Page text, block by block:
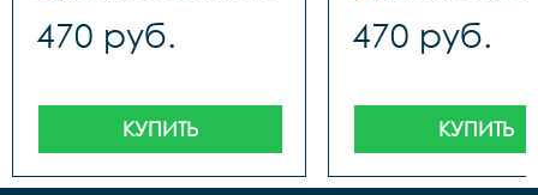
470 руб.
КУПИТЬ
470 руб.
КУПИТЬ